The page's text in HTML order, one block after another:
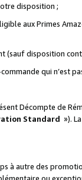
disposition ;
aux Primes
(sauf disposition
qui n’est
Décompte de
Standard »).
à autre des
ou